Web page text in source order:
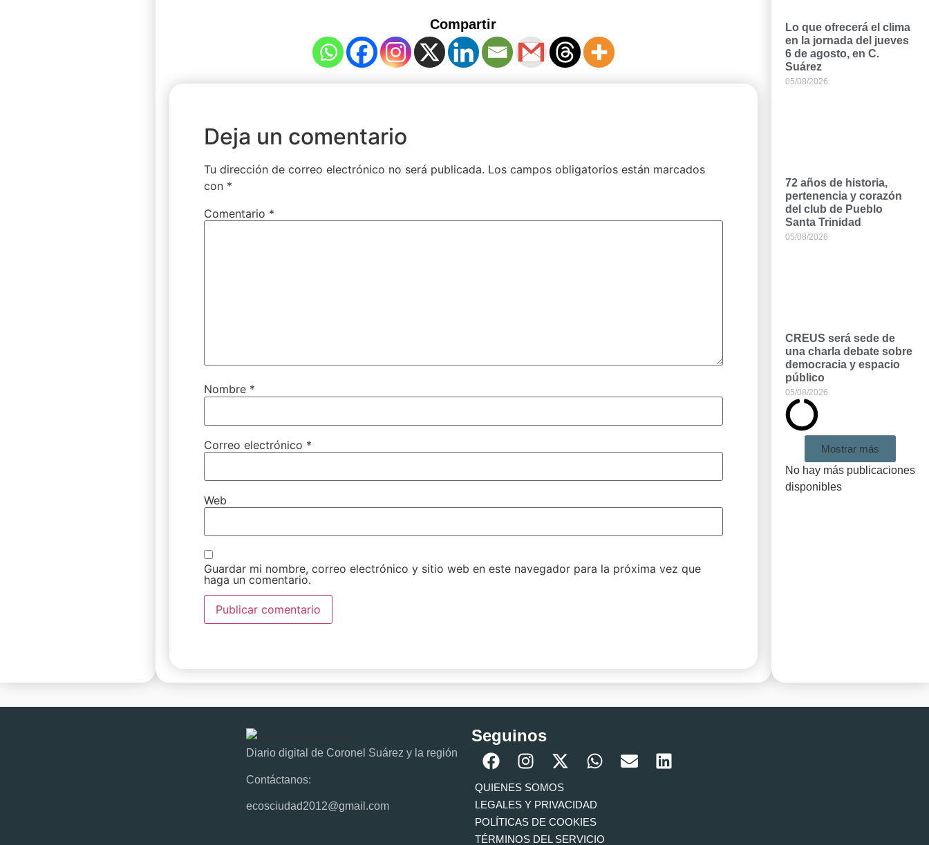
Compartir
Deja un comentario
Tu dirección de correo electrónico no será publicada. Los campos obligatorios están marcados
con *
Comentario *
Nombre *
Correo electrónico *
Web
Guardar mi nombre, correo electrónico y sitio web en este navegador para la próxima vez que
haga un comentario.
Lo que ofrecerá el clima
en la jornada del jueves
6 de agosto, en C.
Suárez
05/08/2026
72 años de historia,
pertenencia y corazón
del club de Pueblo
Santa Trinidad
05/08/2026
CREUS será sede de
una charla debate sobre
democracia y espacio
público
05/08/2026
Mostrar más
No hay más publicaciones
disponibles
Diario digital de Coronel Suárez y la región
Contáctanos:
ecosciudad2012@gmail.com
Seguinos
QUIENES SOMOS
LEGALES Y PRIVACIDAD
POLÍTICAS DE COOKIES
TÉRMINOS DEL SERVICIO